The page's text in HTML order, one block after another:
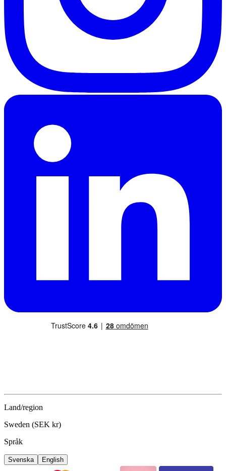
Land/region
Sweden (SEK kr)
Språk
Svenska English